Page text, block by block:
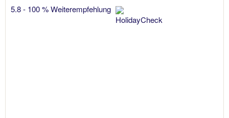
5.8 - 100 % Weiterempfehlung